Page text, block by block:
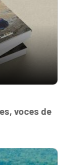
voces de